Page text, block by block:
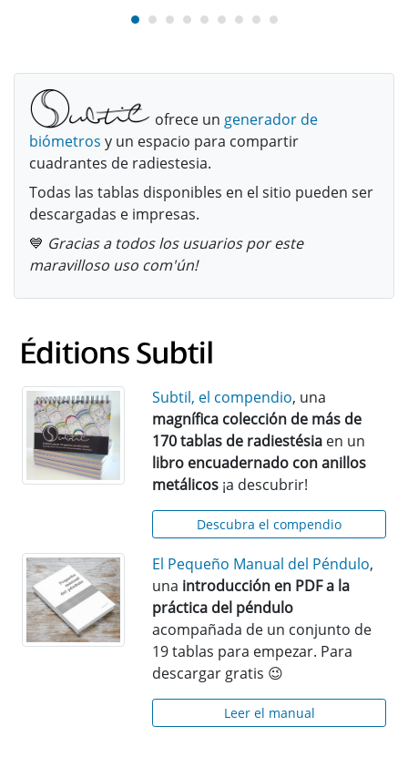
ofrece un generador de
biómetros y un espacio para compartir
cuadrantes de radiestesia.
Todas las tablas disponibles en el sitio pueden ser
descargadas e impresas.
💙 Gracias a todos los usuarios por este
maravilloso uso com'ún!
Subtil, el compendio, una
magnífica colección de más de
170 tablas de radiestésia en un
libro encuadernado con anillos
metálicos ¡a descubrir!
Descubra el compendio
El Pequeño Manual del Péndulo,
una introducción en PDF a la
práctica del péndulo
acompañada de un conjunto de
19 tablas para empezar. Para
descargar gratis 😉
Leer el manual